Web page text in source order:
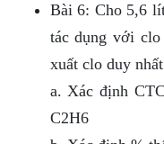
Bài 6: Cho 5,6
tác dụng với clo
xuất clo duy
a. Xác định
C2H6